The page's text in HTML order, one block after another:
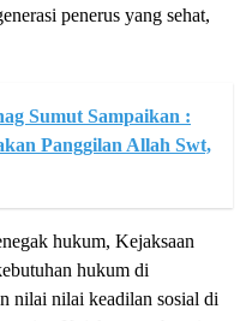
penerus yang sehat,
Sumut Sampaikan :
Panggilan Allah Swt,
hukum, Kejaksaan
hukum di
nilai nilai keadilan sosial di